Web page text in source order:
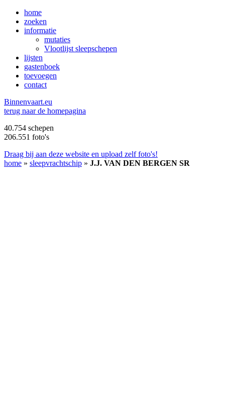
home
zoeken
informatie
mutaties
Vlootlijst sleepschepen
lijsten
gastenboek
toevoegen
contact
Binnenvaart.eu
terug naar de homepagina
40.754 schepen
206.551 foto's
Draag bij aan deze website en upload zelf foto's!
home » sleepvrachtschip » J.J. VAN DEN BERGEN SR